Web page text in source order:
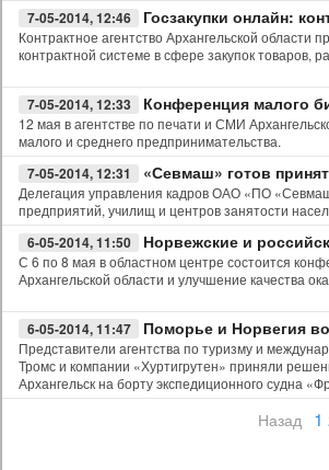
7-05-2014, 12:46 Госзакупки онлайн:
Контрактное агентство Архангельской
контрактной системе в сфере закупок товаров,
7-05-2014, 12:33 Конференция малого
12 мая в агентстве по печати и СМИ
малого и среднего предпринимательства.
7-05-2014, 12:31 «Севмаш» готов
Делегация управления кадров ОАО «ПО
предприятий, училищ и центров занятости
6-05-2014, 11:50 Норвежские и
С 6 по 8 мая в областном центре состоится
Архангельской области и улучшение качества
6-05-2014, 11:47 Поморье и Норвегия
Представители агентства по туризму и
Тромс и компании «Хуртигрутен» приняли
Архангельск на борту экспедиционного судна
Назад 1